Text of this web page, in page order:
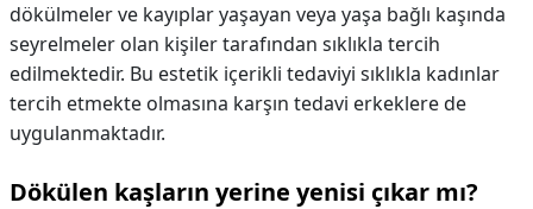
dökülmeler ve kayıplar yaşayan veya yaşa bağlı kaşında
seyrelmeler olan kişiler tarafından sıklıkla tercih
edilmektedir. Bu estetik içerikli tedaviyi sıklıkla kadınlar
tercih etmekte olmasına karşın tedavi erkeklere de
uygulanmaktadır.
Dökülen kaşların yerine yenisi çıkar mı?